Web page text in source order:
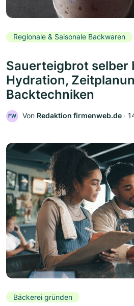
Regionale & Saisonale Backwaren
Sauerteigbrot selber
Hydration,
Backtechniken
FW Von Redaktion firmenweb.de ‧
Bäckerei gründen